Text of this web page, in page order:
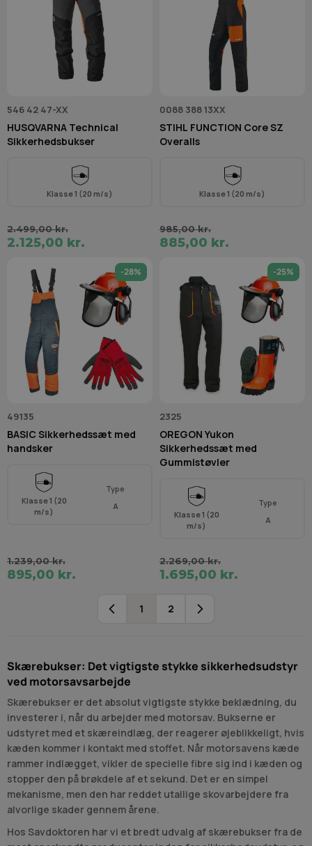
546 42 47-XX
HUSQVARNA Technical
Sikkerhedsbukser
Klasse 1 (20 m/s)
2.499,00 kr.
2.125,00 kr.
0088 388 13XX
STIHL FUNCTION Core SZ
Overalls
Klasse 1 (20 m/s)
985,00 kr.
885,00 kr.
-28%
49135
BASIC Sikkerhedssæt med
handsker
Klasse 1 (20
m/s)
Type
A
1.239,00 kr.
895,00 kr.
-25%
2325
OREGON Yukon
Sikkerhedssæt med
Gummistøvler
Klasse 1 (20
m/s)
Type
A
2.269,00 kr.
1.695,00 kr.
Du læser i øjeblikket side
1 Side
2
Skærebukser: Det vigtigste stykke sikkerhedsudstyr
ved motorsavsarbejde
Skærebukser er det absolut vigtigste stykke beklædning, du
investerer i, når du arbejder med motorsav. Bukserne er
udstyret med et skæreindlæg, der reagerer øjeblikkeligt, hvis
kæden kommer i kontakt med stoffet. Når motorsavens kæde
rammer indlægget, vikler de specielle fibre sig ind i kæden og
stopper den på brøkdele af et sekund. Det er en simpel
mekanisme, men den har reddet utallige skovarbejdere fra
alvorlige skader gennem årene.
Hos Savdoktoren har vi et bredt udvalg af skærebukser fra de